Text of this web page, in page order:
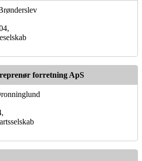
forretning ApS